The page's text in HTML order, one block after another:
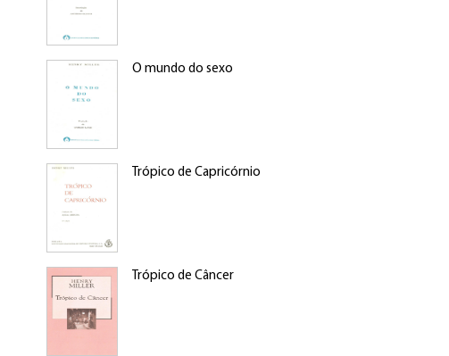
O mundo do sexo
Trópico de Capricórnio
Trópico de Câncer